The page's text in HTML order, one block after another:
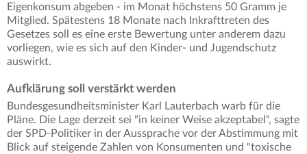
Eigenkonsum abgeben - im Monat höchstens 50 Gramm je
Mitglied. Spätestens 18 Monate nach Inkrafttreten des
Gesetzes soll es eine erste Bewertung unter anderem dazu
vorliegen, wie es sich auf den Kinder- und Jugendschutz
auswirkt.
Aufklärung soll verstärkt werden
Bundesgesundheitsminister Karl Lauterbach warb für die
Pläne. Die Lage derzeit sei "in keiner Weise akzeptabel", sagte
der SPD-Politiker in der Aussprache vor der Abstimmung mit
Blick auf steigende Zahlen von Konsumenten und "toxische